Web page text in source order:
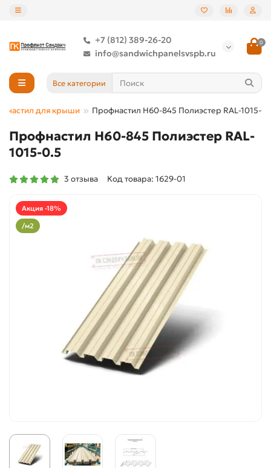
+7 (812) 389-26-20
info@sandwichpanelsvspb.ru
0
Все категории
для крыши Профнастил Н60-845 Полиэстер RAL-1015-
Профнастил Н60-845 Полиэстер RAL-
1015-0.5
3 отзыва Код товара: 1629-01
Акция -18%
/м2